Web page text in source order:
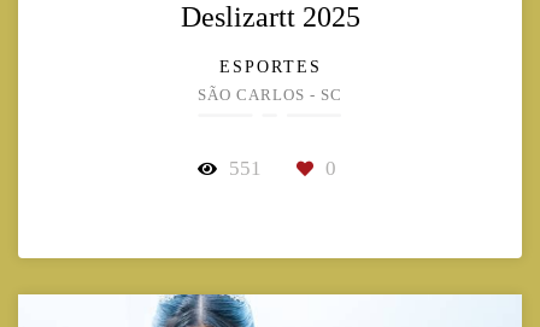
Deslizartt 2025
ESPORTES
SÃO CARLOS - SC
551 0